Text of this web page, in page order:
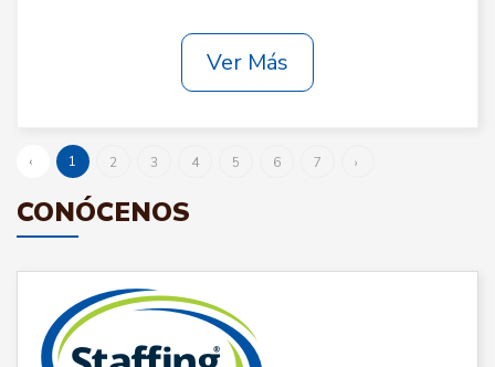
Ver Más
‹ 1 2 3 4 5 6 7 ›
CONÓCENOS